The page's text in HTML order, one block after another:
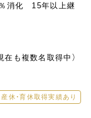
消化 15年以上継
も複数名取得中）
産休・育休取得実績あり